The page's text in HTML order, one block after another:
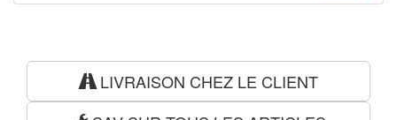
LIVRAISON CHEZ LE CLIENT